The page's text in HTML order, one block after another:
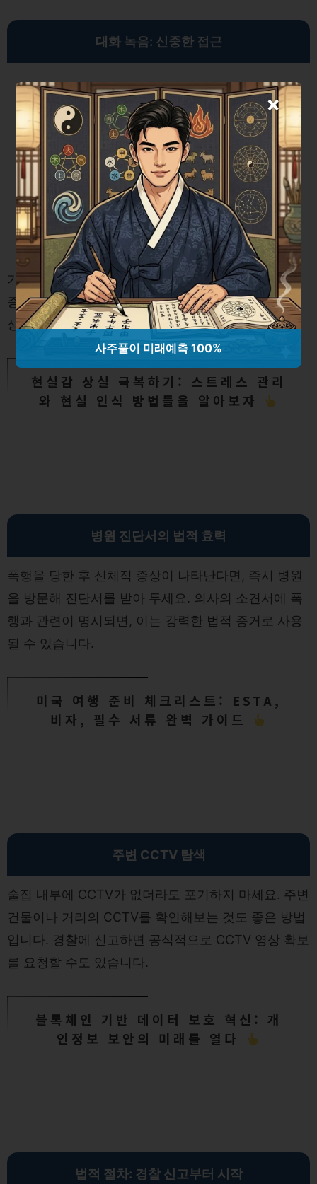
대화 녹음: 신중한 접근
가해자의 자백을 유도할 수 있는 녹음은 매우 유용한
증거가 됩니다. 자연스러운 대화를 통해 상대가 당시
상황에 대해 인정하게끔 유도하세요.
현실감 상실 극복하기: 스트레스 관리
와 현실 인식 방법들을 알아보자
병원 진단서의 법적 효력
폭행을 당한 후 신체적 증상이 나타난다면, 즉시 병원
을 방문해 진단서를 받아 두세요. 의사의 소견서에 폭
행과 관련이 명시되면, 이는 강력한 법적 증거로 사용
될 수 있습니다.
미국 여행 준비 체크리스트: ESTA,
비자, 필수 서류 완벽 가이드
주변 CCTV 탐색
술집 내부에 CCTV가 없더라도 포기하지 마세요. 주변
건물이나 거리의 CCTV를 확인해보는 것도 좋은 방법
입니다. 경찰에 신고하면 공식적으로 CCTV 영상 확보
를 요청할 수도 있습니다.
블록체인 기반 데이터 보호 혁신: 개
인정보 보안의 미래를 열다
법적 절차: 경찰 신고부터 시작
×
사주풀이 미래예측 100%